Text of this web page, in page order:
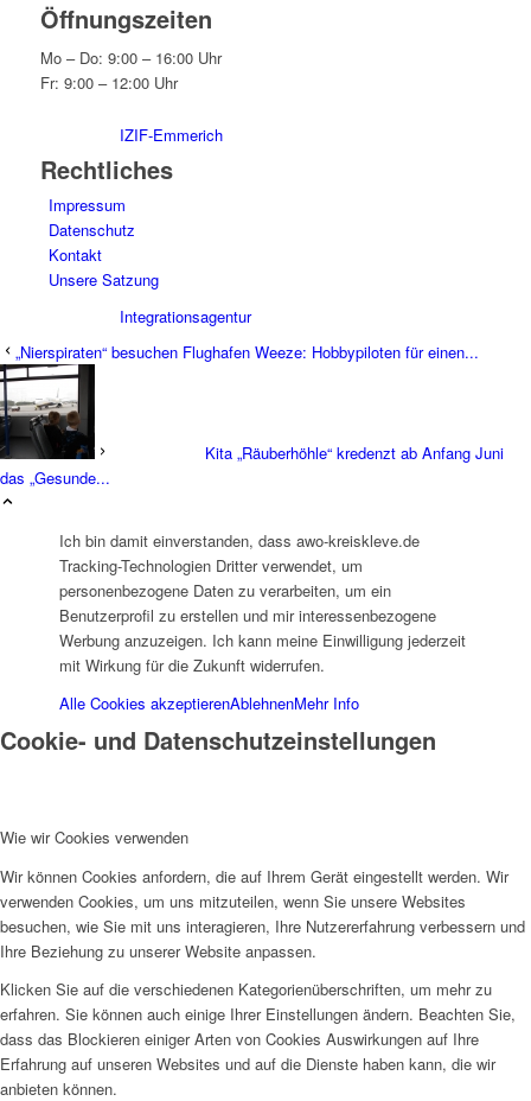
IZIF-Emmerich
Integrationsagentur
Familienbildungswerk (FBW)
Kinder und Jugend
Öffnungszeiten
Mo – Do: 9:00 – 16:00 Uhr
Fr: 9:00 – 12:00 Uhr
Rechtliches
Impressum
Datenschutz
Kontakt
Unsere Satzung
„Nierspiraten“ besuchen Flughafen Weeze: Hobbypiloten für einen...
Kita „Räuberhöhle“ kredenzt ab Anfang Juni
das „Gesunde...
Ich bin damit einverstanden, dass awo-kreiskleve.de
Tracking-Technologien Dritter verwendet, um
personenbezogene Daten zu verarbeiten, um ein
Benutzerprofil zu erstellen und mir interessenbezogene
Werbung anzuzeigen. Ich kann meine Einwilligung jederzeit
mit Wirkung für die Zukunft widerrufen.
Alle Cookies akzeptierenAblehnenMehr Info
Cookie- und Datenschutzeinstellungen
Wie wir Cookies verwenden
Wir können Cookies anfordern, die auf Ihrem Gerät eingestellt werden. Wir
verwenden Cookies, um uns mitzuteilen, wenn Sie unsere Websites
besuchen, wie Sie mit uns interagieren, Ihre Nutzererfahrung verbessern und
Ihre Beziehung zu unserer Website anpassen.
Klicken Sie auf die verschiedenen Kategorienüberschriften, um mehr zu
erfahren. Sie können auch einige Ihrer Einstellungen ändern. Beachten Sie,
dass das Blockieren einiger Arten von Cookies Auswirkungen auf Ihre
Erfahrung auf unseren Websites und auf die Dienste haben kann, die wir
anbieten können.